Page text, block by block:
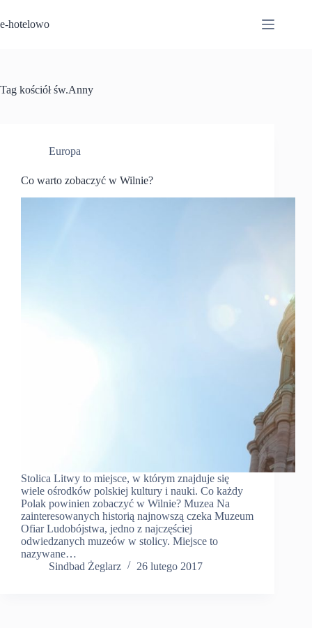
do
treści
e-hotelowo
Tag kościół św.Anny
Europa
Co warto zobaczyć w Wilnie?
Stolica Litwy to miejsce, w którym znajduje się
wiele ośrodków polskiej kultury i nauki. Co każdy
Polak powinien zobaczyć w Wilnie? Muzea Na
zainteresowanych historią najnowszą czeka Muzeum
Ofiar Ludobójstwa, jedno z najczęściej
odwiedzanych muzeów w stolicy. Miejsce to
nazywane…
Sindbad Żeglarz
26 lutego 2017